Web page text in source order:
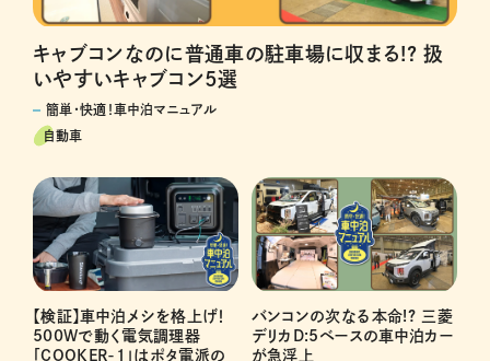
キャブコンなのに普通車の駐車場に収まる!? 扱
いやすいキャブコン5選
簡単・快適！車中泊マニュアル
自動車
【検証】車中泊メシを格上げ！
500Wで動く電気調理器
「COOKER-1」はポタ電派の
バンコンの次なる本命!? 三菱
デリカD:5ベースの車中泊カー
が急浮上